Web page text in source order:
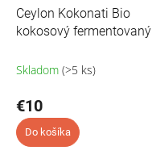
Ceylon Kokonati Bio
kokosový fermentovaný
'matkou' - Toddy Vinegar
Skladom (>5 ks)
€10
Do košíka